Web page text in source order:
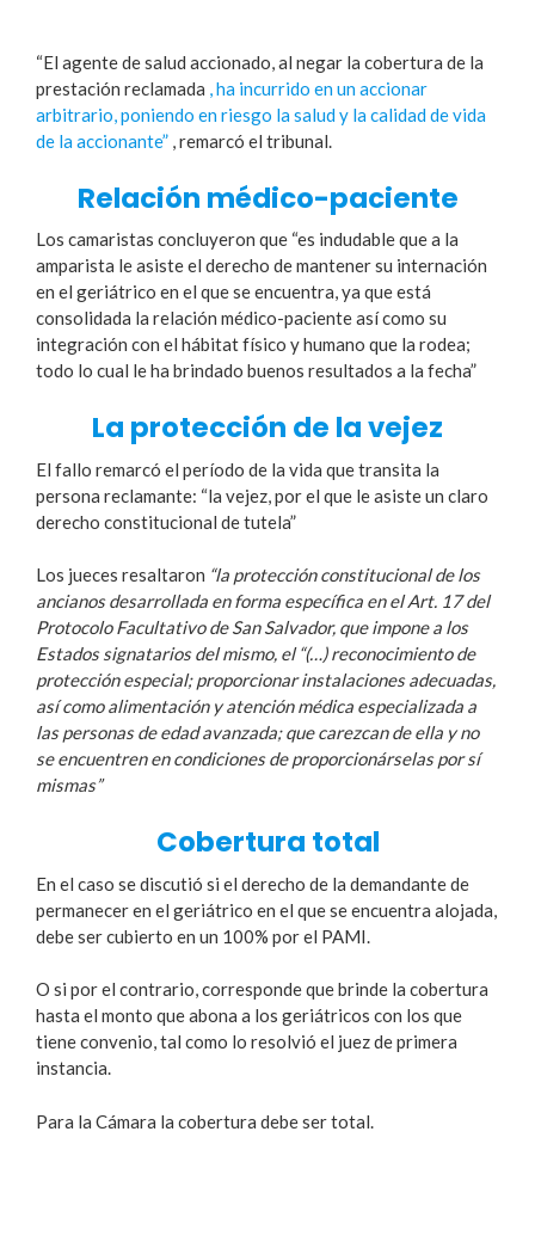
“El agente de salud accionado, al negar la cobertura de la
prestación reclamada , ha incurrido en un accionar
arbitrario, poniendo en riesgo la salud y la calidad de vida
de la accionante” , remarcó el tribunal.
Relación médico-paciente
Los camaristas concluyeron que “es indudable que a la
amparista le asiste el derecho de mantener su internación
en el geriátrico en el que se encuentra, ya que está
consolidada la relación médico-paciente así como su
integración con el hábitat físico y humano que la rodea;
todo lo cual le ha brindado buenos resultados a la fecha”
La protección de la vejez
El fallo remarcó el período de la vida que transita la
persona reclamante: “la vejez, por el que le asiste un claro
derecho constitucional de tutela”
Los jueces resaltaron “la protección constitucional de los
ancianos desarrollada en forma específica en el Art. 17 del
Protocolo Facultativo de San Salvador, que impone a los
Estados signatarios del mismo, el “(…) reconocimiento de
protección especial; proporcionar instalaciones adecuadas,
así como alimentación y atención médica especializada a
las personas de edad avanzada; que carezcan de ella y no
se encuentren en condiciones de proporcionárselas por sí
mismas”
Cobertura total
En el caso se discutió si el derecho de la demandante de
permanecer en el geriátrico en el que se encuentra alojada,
debe ser cubierto en un 100% por el PAMI.
O si por el contrario, corresponde que brinde la cobertura
hasta el monto que abona a los geriátricos con los que
tiene convenio, tal como lo resolvió el juez de primera
instancia.
Para la Cámara la cobertura debe ser total.